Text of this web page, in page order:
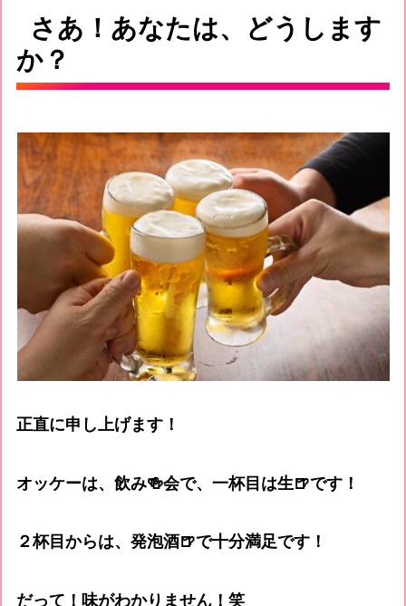
さあ！あなたは、どうします
か？
正直に申し上げます！
オッケーは、飲み🍻会で、一杯目は生🍺です！
２杯目からは、発泡酒🍺で十分満足です！
だって！味がわかりません！笑